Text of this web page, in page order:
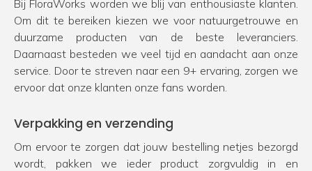
Bij FloraWorks worden we blij van enthousiaste klanten.
Om dit te bereiken kiezen we voor natuurgetrouwe en
duurzame producten van de beste leveranciers.
Daarnaast besteden we veel tijd en aandacht aan onze
service. Door te streven naar een 9+ ervaring, zorgen we
ervoor dat onze klanten onze fans worden.
Verpakking en verzending
Om ervoor te zorgen dat jouw bestelling netjes bezorgd
wordt, pakken we ieder product zorgvuldig in en